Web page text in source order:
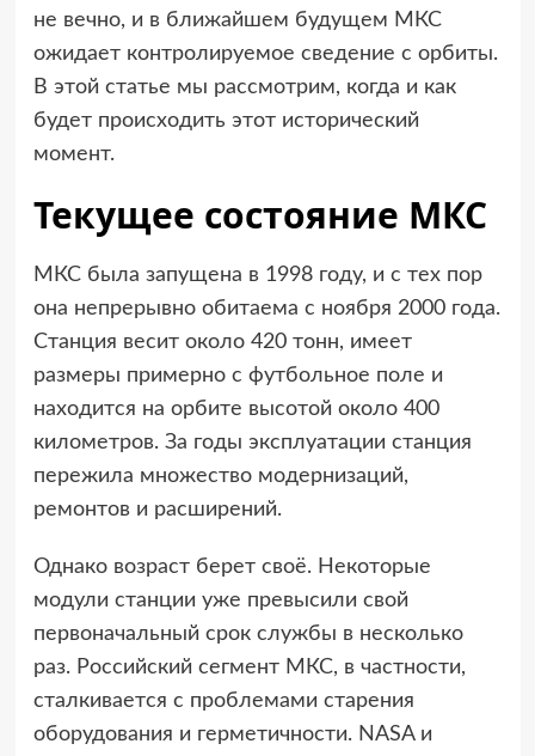
не вечно, и в ближайшем будущем МКС
ожидает контролируемое сведение с орбиты.
В этой статье мы рассмотрим, когда и как
будет происходить этот исторический
момент.
Текущее состояние МКС
МКС была запущена в 1998 году, и с тех пор
она непрерывно обитаема с ноября 2000 года.
Станция весит около 420 тонн, имеет
размеры примерно с футбольное поле и
находится на орбите высотой около 400
километров. За годы эксплуатации станция
пережила множество модернизаций,
ремонтов и расширений.
Однако возраст берет своё. Некоторые
модули станции уже превысили свой
первоначальный срок службы в несколько
раз. Российский сегмент МКС, в частности,
сталкивается с проблемами старения
оборудования и герметичности. NASA и